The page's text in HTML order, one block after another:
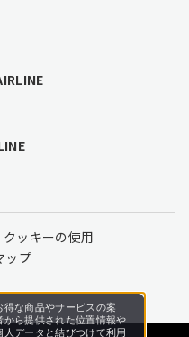
クッキーの使用
ップ
な商品やサービスの案
ら提供された位置情報や
データと結びつけて利用